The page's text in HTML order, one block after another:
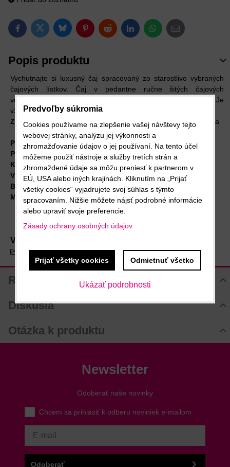
FacebookTwitterBlueskyPinterestRedditLinkedInWhatsApp
E-mail
Popis produktu
Vychutnajte si luxusný čaj spracovaný zo starostlivo vybraných
čajových lístkov. Čaj v pedantne ručne šitých čajových
vrecúškach je ešte aj jednotlivo zabalený, aby chránil arómu. Je
vždy čerstvý.
Zloženie:
jablko, biely ibištek, list sladkej černice, prírodá aróma
Príprava:
Nechať lúhovať v 100 °C horúcej vode 6-8 minút.
Pôvod jabĺk:
mimo Nemecka
Krajina pôvodu: Nemecko
Výrobca:Market Grounds GmbH & Co. KG, Nemecko
Balenie:
1 ks (3,5 g)
Minimálna trvanlivosť do: 28. 01. 2027
Viac z kategórie
Cascara, čaj, čokoláda
Recenzie
Diskusia
Zatiaľ nie sú žiadne komentáre! Buďte prvý!
Otázka k produktu
Newsletter
Odoberať naše novinky
Chcem sa prihlásiť k odberu noviniek e-mailom
Odoberať
Predvoľby súkromia
Cookies používame na zlepšenie vašej návštevy tejto
webovej stránky, analýzu jej výkonnosti a
zhromažďovanie údajov o jej používaní. Na tento účel
môžeme použiť nástroje a služby tretích strán a
zhromaždené údaje sa môžu preniesť k partnerom v
EÚ, USA alebo iných krajinách. Kliknutím na „Prijať
všetky cookies“ vyjadrujete svoj súhlas s týmto
spracovaním. Nižšie môžete nájsť podrobné informácie
alebo upraviť svoje preferencie.
Zásady ochrany osobných údajov
Ukázať podrobnosti
Prijať všetky cookies Odmietnuť všetko